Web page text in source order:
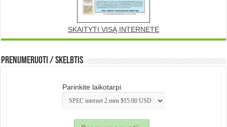
SKAITYTI VISĄ INTERNETE
Prenumeruoti / Skelbtis
Parinkite laikotarpi